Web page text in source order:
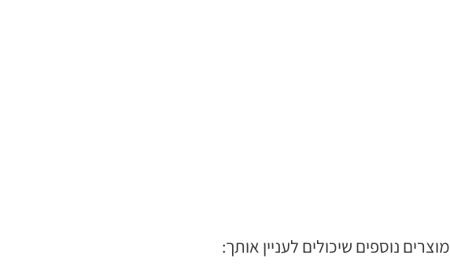
מוצרים נוספים שיכולים לעניין אותך: